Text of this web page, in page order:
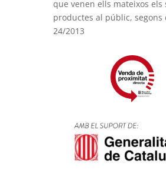
que venen ells mateixos els
productes al públic, segons
24/2013